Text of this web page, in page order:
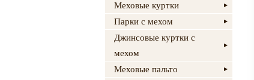
Меховые куртки
Парки с мехом
Джинсовые куртки с
мехом
Меховые пальто